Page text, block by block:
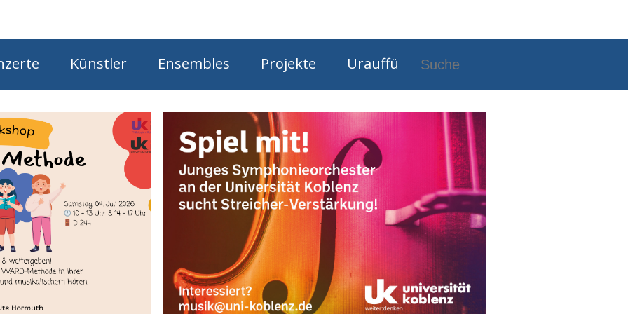
Künstler Ensembles Projekte Uraufführungen